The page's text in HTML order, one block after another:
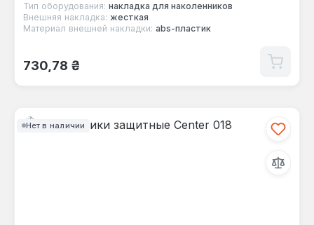
Тип оборудования: накладка для наколенников
Внешняя накладка: жесткая
Материал внешней накладки: abs-пластик
Обычная цена:
730,78 ₴
Нет в наличии